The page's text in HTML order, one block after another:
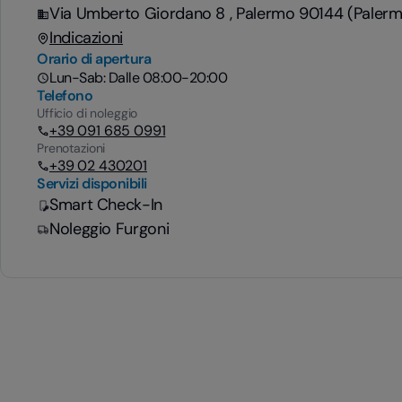
Via Umberto Giordano 8 , Palermo 90144
Indicazioni
Orario di apertura
Lun-Sab: Dalle 08:00-20:00
Telefono
Ufficio di noleggio
+39 091 685 0991
Prenotazioni
+39 02 430201
Servizi disponibili
Smart Check-In
Noleggio Furgoni